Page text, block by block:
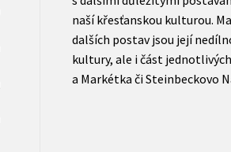
naší křesťanskou kulturou.
dalších postav jsou její
kultury, ale i část
a Markétka či Steinbeckovo